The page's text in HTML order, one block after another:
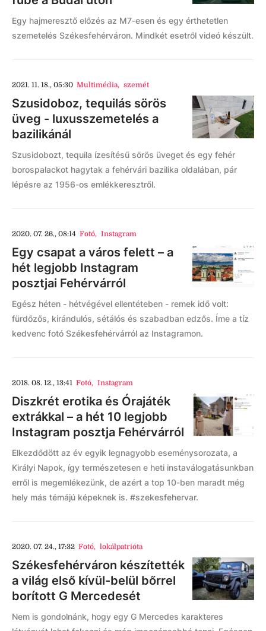
Egy hajmeresztő előzés az M7-esen és egy érthetetlen
szemetelés Székesfehérváron. Mindkét esetről videó készült.
2021. 11. 18., 05:30 Multimédia, szemét
Szusidoboz, tequilás sörös
üveg - luxusszemetelés a
bazilikánál
Szusidobozt, tequila ízesítésű sörös üveget és egy fehér
borospalackot hagytak a fehérvári bazilika oldalában, pár
lépésre az 1956-os emlékkeresztről.
2020. 07. 26., 08:14 Fotó, Instagram
Egy csapat a város felett – a
hét legjobb Instagram
posztjai Fehérvárról
Egész héten - hétvégével ellentéteben - remek idő volt:
fürdőzős, kirándulós, sétálós és szabadban edzős. Íme a tíz
kedvenc fotó Székesfehérvárról az Instagramon.
2018. 08. 12., 13:41 Fotó, Instagram
Diszkrét erotika és Órajáték
extrákkal – a hét 10 legjobb
Instagram posztja Fehérvárról
Elkezdődött az év egyik legnagyobb eseménysorozata, a
Királyi Napok, így természetesen e heti instaválogatásunkban
erről is megemlékezünk, de azért a top 10-ben maradt még
hely más témájú képeknek is. #szekesfehervar.
2020. 07. 24., 17:32 Fotó, lokálpatrióta
Székesfehérváron készítették
a világ első kívül-belül bőrrel
borított G Mercedesét
Nem is gondolnánk, hogy egy G Mercedes karakteres